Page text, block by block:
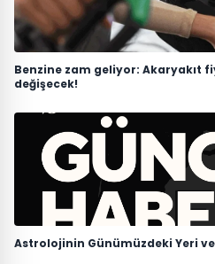
Benzine zam geliyor: Akaryakıt
değişecek!
Astrolojinin Günümüzdeki Yeri